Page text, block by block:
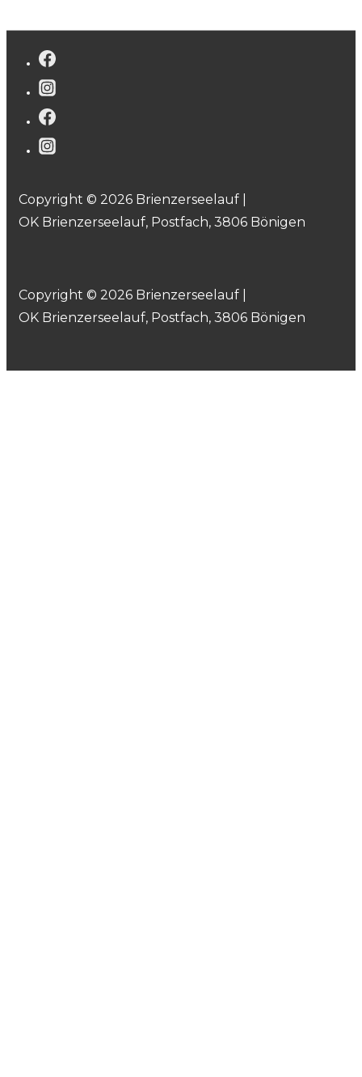
Copyright © 2026 Brienzerseelauf |
OK Brienzerseelauf, Postfach, 3806 Bönigen
Copyright © 2026 Brienzerseelauf |
OK Brienzerseelauf, Postfach, 3806 Bönigen